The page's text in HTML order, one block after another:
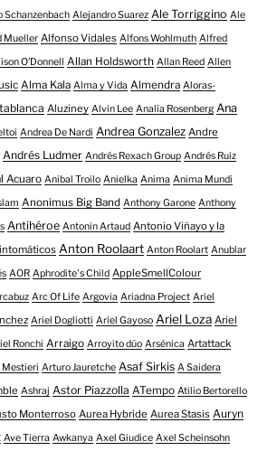
Schanzenbach Alejandro Suarez Ale Torriggino Ale
Mueller Alfonso Vidales Alfons Wohlmuth Alfred
O​’​Donnell Allan Holdsworth Allan Reed Allen
Alma Kala Alma y Vida Almendra Aloras-
Aluziney Alvin Lee Analía Rosenberg Ana
Andrea De Nardi Andrea Gonzalez Andre
Andrés Ludmer Andrés Rexach Group Andrés Ruiz
Acuaro Anibal Troilo Anielka Anima Anima Mundi
Anonimus Big Band Anthony Garone Anthony
Antihéroe Antonin Artaud Antonio Viñayo y la
Anton Roolaart Anton Roolart Anublar
AOR Aphrodite's Child AppleSmellColour
Arc Of Life Argovia Ariadna Project Ariel
Ariel Dogliotti Ariel Gayoso Ariel Loza Ariel
Ronchi Arraigo Arroyito dúo Arsénica Artattack
Arturo Jauretche Asaf Sirkis A Saidera
Ashraj Astor Piazzolla ATempo Atilio Bertorello
Monterroso Aurea Hybride Aurea Stasis Auryn
Ave Tierra Awkanya Axel Giudice Axel Scheinsohn